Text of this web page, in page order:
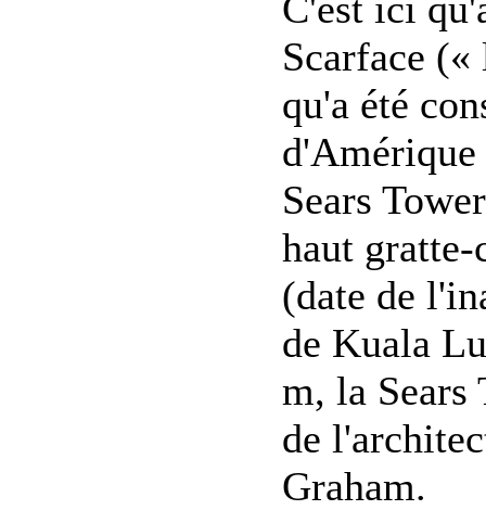
Scarface
qu'a été
d'Amérique
Sears
haut
(date de
de Kuala
m, la Sears
de
Graham.